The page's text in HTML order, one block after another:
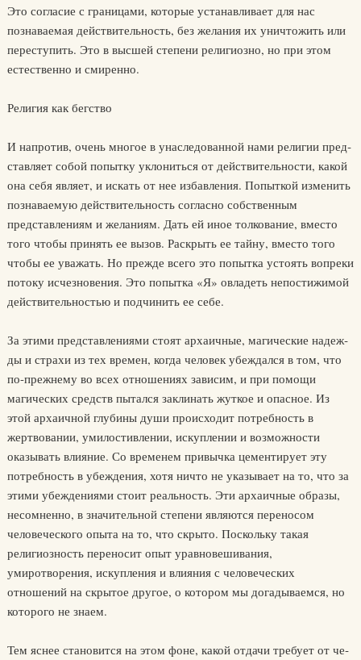
Это согласие с гра­ницами, которые устанавливает для нас
познаваемая действитель­ность, без желания их уничтожить или
переступить. Это в высшей степени религиозно, но при этом
естественно и смиренно.
Религия как бегство
И напротив, очень многое в унаследованной нами религии пред­
ставляет собой попытку уклониться от действительности, какой
она себя являет, и искать от нее избавления. Попыткой изменить
познава­емую действительность согласно собственным
представлениям и желаниям. Дать ей иное толкование, вместо
того чтобы принять ее вызов. Раскрыть ее тайну, вместо того
чтобы ее уважать. Но прежде всего это попытка устоять вопреки
потоку исчезновения. Это попытка «Я» овла­деть непостижимой
действительностью и подчинить ее себе.
За этими представлениями стоят архаичные, магические надеж­
ды и страхи из тех времен, когда человек убеждался в том, что
по-прежнему во всех отношениях зависим, и при помощи
магических средств пытался заклинать жуткое и опасное. Из
этой архаичной глу­бины души происходит потребность в
жертвовании, умилостивлении, искуплении и возможности
оказывать влияние. Со временем привыч­ка цементирует эту
потребность в убеждения, хотя ничто не указыва­ет на то, что за
этими убеждениями стоит реальность. Эти архаичные образы,
несомненно, в значительной степени являются переносом
человеческого опыта на то, что скрыто. Поскольку такая
религиоз­ность переносит опыт уравновешивания,
умиротворения, искупле­ния и влияния с человеческих
отношений на скрытое другое, о кото­ром мы догадываемся, но
которого не знаем.
Тем яснее становится на этом фоне, какой отдачи требует от че­